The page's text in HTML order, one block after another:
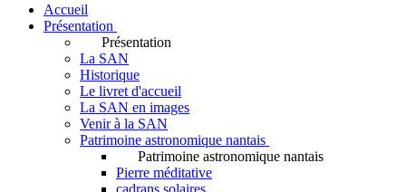
Accueil
Présentation
Présentation
La SAN
Historique
Le livret d'accueil
La SAN en images
Venir à la SAN
Patrimoine astronomique nantais
Patrimoine astronomique nantais
Pierre méditative
cadrans solaires